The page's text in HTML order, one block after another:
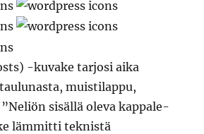
-kuvake tarjosi aika
muistilappu,
sisällä oleva kappale-
lämmitti teknistä